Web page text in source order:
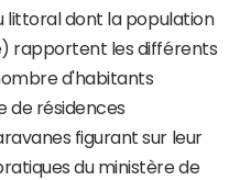
littoral dont la population
rapportent les différents
d'habitants
de résidences
figurant sur leur
du ministère de